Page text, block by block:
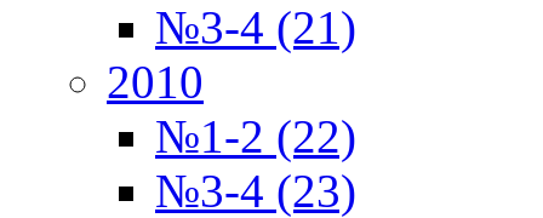
№3-4 (21)
2010
№1-2 (22)
№3-4 (23)